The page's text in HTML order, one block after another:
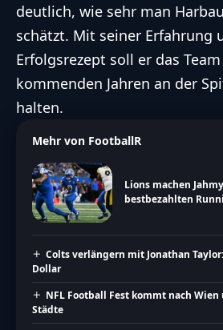
deutlich, wie sehr man
schätzt. Mit seiner Erfahrung
Erfolgsrezept soll er das
kommenden Jahren an der
halten.
Mehr von FootballR
Lions machen
bestbezahlten
Colts verlängern mit Jonathan
Dollar
NFL Football Fest kommt nach
Städte